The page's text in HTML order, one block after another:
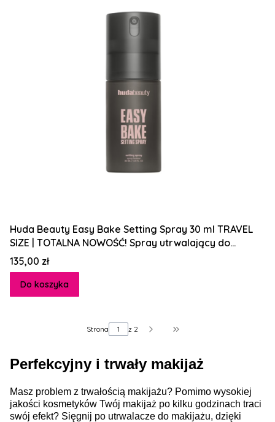
Huda Beauty Easy Bake Setting Spray 30 ml TRAVEL
SIZE | TOTALNA NOWOŚĆ! Spray utrwalający do
makijażu
Cena
135,00 zł
Do koszyka
Strona z 2 Przejdź do ostatniej
Perfekcyjny i trwały makijaż
Masz problem z trwałością makijażu? Pomimo wysokiej
jakości kosmetyków Twój makijaż po kilku godzinach traci
swój efekt? Sięgnij po utrwalacze do makijażu, dzięki